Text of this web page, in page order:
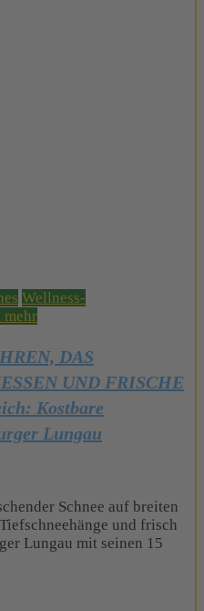
Wellness-
mehr
DAS
UND FRISCHE
Kostbare
Lungau
Schnee auf breiten
und frisch
Lungau mit seinen 15